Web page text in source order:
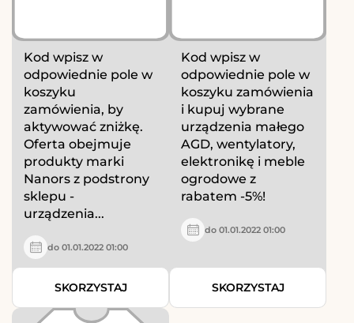
Kod wpisz w
odpowiednie pole w
koszyku
zamówienia, by
aktywować zniżkę.
Oferta obejmuje
produkty marki
Nanors z podstrony
sklepu -
urządzenia...
do 01.01.2022 01:00
SKORZYSTAJ
Kod wpisz w
odpowiednie pole w
koszyku zamówienia
i kupuj wybrane
urządzenia małego
AGD, wentylatory,
elektronikę i meble
ogrodowe z
rabatem -5%!
do 01.01.2022 01:00
SKORZYSTAJ